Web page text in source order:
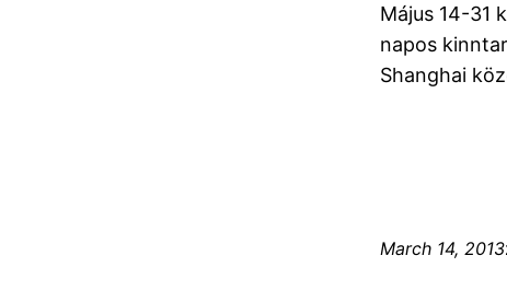
Május 14-31
napos
Shanghai
March 14, 2013